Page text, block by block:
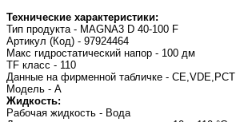
Технические характеристики:
Тип продукта - MAGNA3 D 40-100 F
Артикул (Код) - 97924464
Макс гидростатический напор - 100 дм
TF класс - 110
Данные на фирменной табличке - CE,VDE,PCT
Модель - A
Жидкость:
Рабочая жидкость - Вода